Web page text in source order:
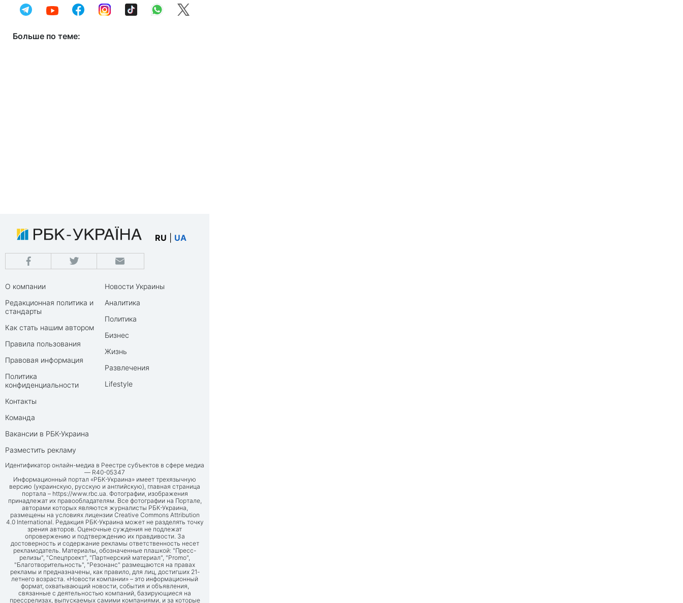
Больше по теме:
RU UA
О компании
Редакционная политика и
стандарты
Как стать нашим автором
Правила пользования
Правовая информация
Политика
конфиденциальности
Контакты
Команда
Вакансии в РБК-Украина
Разместить рекламу
Новости Украины
Аналитика
Политика
Бизнес
Жизнь
Развлечения
Lifestyle
Идентификатор онлайн-медиа в Реестре субъектов в сфере медиа
— R40-05347
Информационный портал «РБК-Украина» имеет трехязычную
версию (украинскую, русскую и английскую), главная страница
портала – https://www.rbc.ua. Фотографии, изображения
принадлежат их правообладателям. Все фотографии на Портале,
авторами которых являются журналисты РБК-Украина,
размещены на условиях лицензии Creative Commons Attribution
4.0 International. Редакция РБК-Украина может не разделять точку
зрения авторов. Оценочные суждения не подлежат
опровержению и подтверждению их правдивости. За
достоверность и содержание рекламы ответственность несет
рекламодатель. Материалы, обозначенные плашкой: "Пресс-
релизы", "Спецпроект", "Партнерский материал", "Promo",
"Благотворительность", "Резонанс" размещаются на правах
рекламы и предназначены, как правило, для лиц, достигших 21-
летнего возраста. «Новости компании» – это информационный
формат, охватывающий новости, события и объявления,
связанные с деятельностью компаний, базирующиеся на
прессрелизах, выпускаемых самими компаниями, и за которые